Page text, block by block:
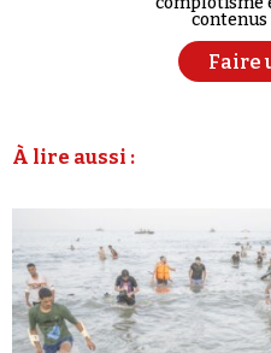
Faire
À lire aussi :